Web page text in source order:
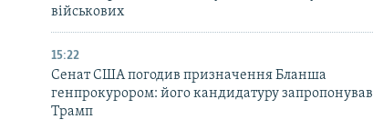
військових
15:22
Сенат США погодив призначення Бланша
генпрокурором: його кандидатуру запропонував
Трамп